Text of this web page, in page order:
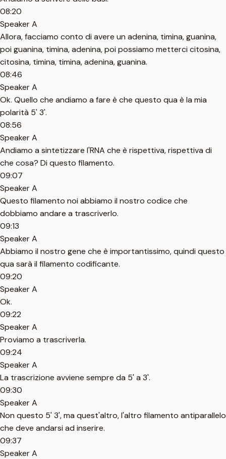
08:20
Speaker A
Allora, facciamo conto di avere un adenina, timina, guanina,
poi guanina, timina, adenina, poi possiamo metterci citosina,
citosina, timina, timina, adenina, guanina.
08:46
Speaker A
Ok. Quello che andiamo a fare è che questo qua è la mia
polarità 5' 3'.
08:56
Speaker A
Andiamo a sintetizzare l'RNA che è rispettiva, rispettiva di
che cosa? Di questo filamento.
09:07
Speaker A
Questo filamento noi abbiamo il nostro codice che
dobbiamo andare a trascriverlo.
09:13
Speaker A
Abbiamo il nostro gene che è importantissimo, quindi questo
qua sarà il filamento codificante.
09:20
Speaker A
Ok.
09:22
Speaker A
Proviamo a trascriverla.
09:24
Speaker A
La trascrizione avviene sempre da 5' a 3'.
09:30
Speaker A
Non questo 5' 3', ma quest'altro, l'altro filamento antiparallelo
che deve andarsi ad inserire.
09:37
Speaker A